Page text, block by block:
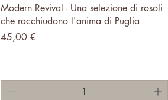
Vista rapida
Modern Revival - Una selezione di rosoli
che racchiudono l'anima di Puglia
Prezzo
45,00 €